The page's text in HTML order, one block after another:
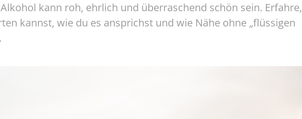
kann roh, ehrlich und überraschend schön sein. Erfahre,
kannst, wie du es ansprichst und wie Nähe ohne „flüssigen